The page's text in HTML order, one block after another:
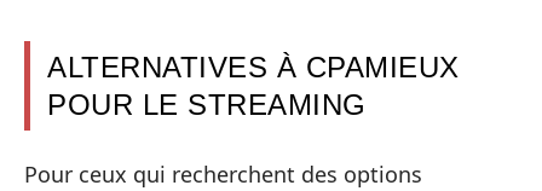
ALTERNATIVES À CPAMIEUX
POUR LE STREAMING
Pour ceux qui recherchent des options